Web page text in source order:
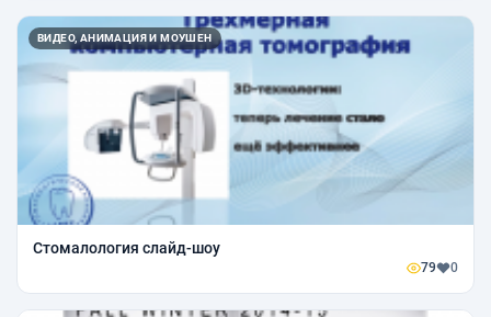
ВИДЕО, АНИМАЦИЯ И МОУШЕН
Стомалология слайд-шоу
79 0